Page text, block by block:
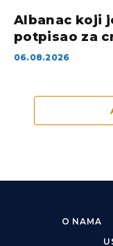
Albanac koji
potpisao za
06.08.2026
O NAMA